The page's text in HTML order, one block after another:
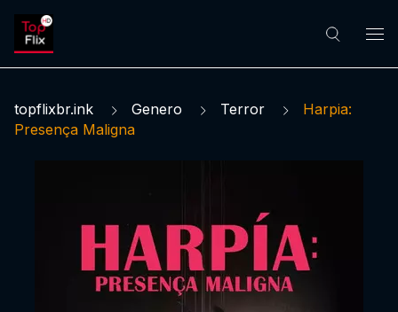
topflixbr.ink Genero Terror
Harpia:
Presença Maligna